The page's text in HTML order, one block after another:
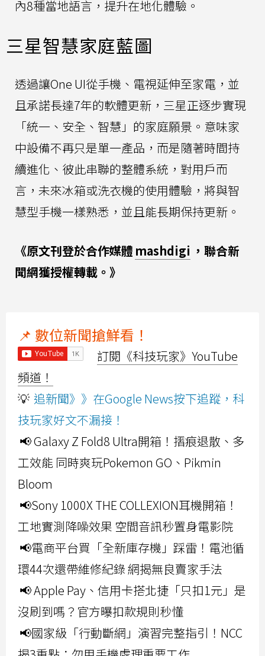
內8種當地語言，提升在地化體驗。
三星智慧家庭藍圖
透過讓One UI從手機、電視延伸至家電，並
且承諾長達7年的軟體更新，三星正逐步實現
「統一、安全、智慧」的家庭願景。意味家
中設備不再只是單一產品，而是隨著時間持
續進化、彼此串聯的整體系統，對用戶而
言，未來冰箱或洗衣機的使用體驗，將與智
慧型手機一樣熟悉，並且能長期保持更新。
《原文刊登於合作媒體 mashdigi ，聯合新
聞網獲授權轉載。》
📌 數位新聞搶鮮看！
訂閱《科技玩家》YouTube
頻道！
💡 追新聞》》在Google News按下追蹤，科
技玩家好文不漏接！
📢 Galaxy Z Fold8 Ultra開箱！摺痕退散、多
工效能 同時爽玩Pokemon GO、Pikmin
Bloom
📢Sony 1000X THE COLLEXION耳機開箱！
工地實測降噪效果 空間音訊秒置身電影院
📢電商平台買「全新庫存機」踩雷！電池循
環44次還帶維修紀錄 網揭無良賣家手法
📢 Apple Pay、信用卡搭北捷「只扣1元」是
沒刷到嗎？官方曝扣款規則秒懂
📢國家級「行動斷網」演習完整指引！NCC